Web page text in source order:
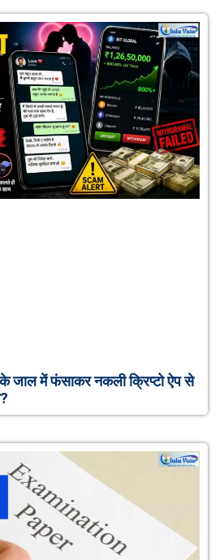
के जाल में फंसाकर नकली क्रिप्टो ऐप से